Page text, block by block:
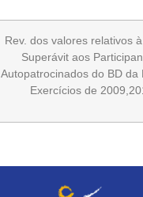
Rev. dos valores relativos
Superávit aos
Autopatrocinados do BD da
Exercícios de